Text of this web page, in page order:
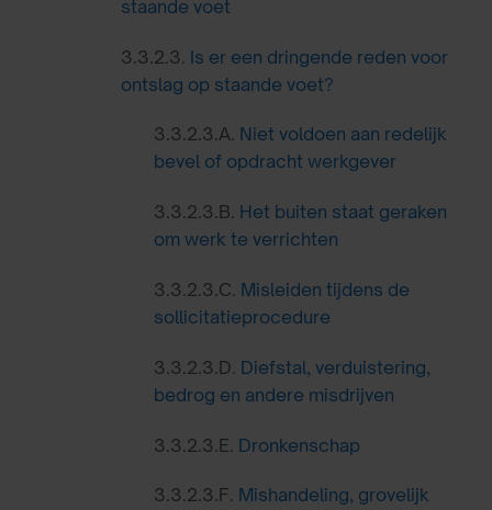
staande voet
3.3.2.3. Is er een dringende reden voor
ontslag op staande voet?
3.3.2.3.A. Niet voldoen aan redelijk
bevel of opdracht werkgever
3.3.2.3.B. Het buiten staat geraken
om werk te verrichten
3.3.2.3.C. Misleiden tijdens de
sollicitatieprocedure
3.3.2.3.D. Diefstal, verduistering,
bedrog en andere misdrijven
3.3.2.3.E. Dronkenschap
3.3.2.3.F. Mishandeling, grovelijk